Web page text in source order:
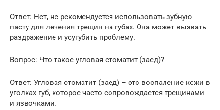
Ответ: Нет, не рекомендуется использовать зубную
пасту для лечения трещин на губах. Она может вызвать
раздражение и усугубить проблему.
Вопрос: Что такое угловая стоматит (заед)?
Ответ: Угловая стоматит (заед) – это воспаление кожи в
уголках губ, которое часто сопровождается трещинами
и язвочками.